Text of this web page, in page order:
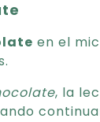
en el
, la